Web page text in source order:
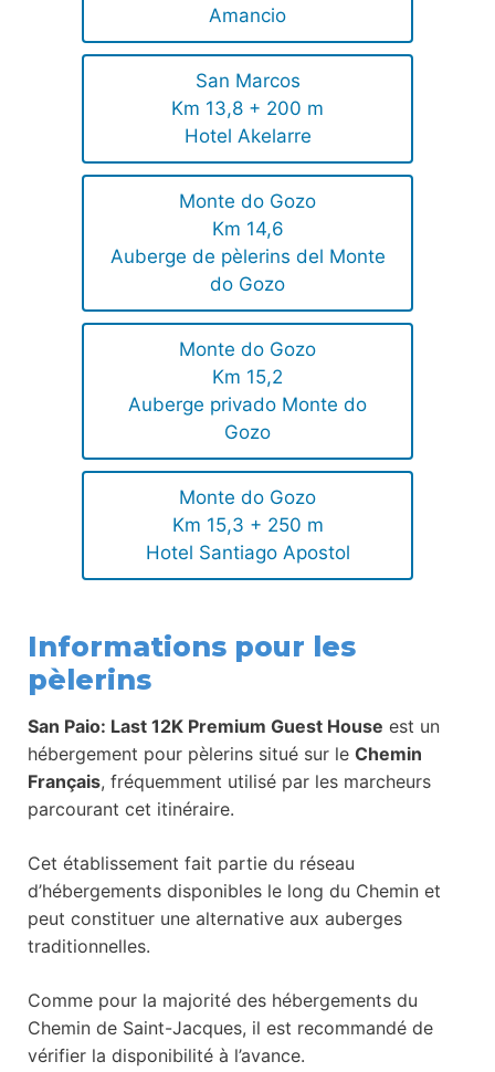
Amancio
San Marcos
Km 13,8 + 200 m
Hotel Akelarre
Monte do Gozo
Km 14,6
Auberge de pèlerins del Monte
do Gozo
Monte do Gozo
Km 15,2
Auberge privado Monte do
Gozo
Monte do Gozo
Km 15,3 + 250 m
Hotel Santiago Apostol
Informations pour les
pèlerins
San Paio: Last 12K Premium Guest House est un
hébergement pour pèlerins situé sur le Chemin
Français, fréquemment utilisé par les marcheurs
parcourant cet itinéraire.
Cet établissement fait partie du réseau
d’hébergements disponibles le long du Chemin et
peut constituer une alternative aux auberges
traditionnelles.
Comme pour la majorité des hébergements du
Chemin de Saint-Jacques, il est recommandé de
vérifier la disponibilité à l’avance.